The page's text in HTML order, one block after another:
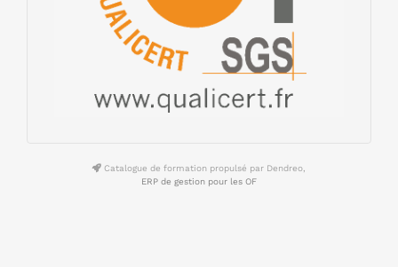
Catalogue de formation propulsé par Dendreo,
ERP de gestion pour les OF